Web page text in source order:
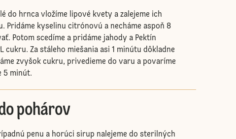
do hrnca vložíme lipové kvety a zalejeme ich
Pridáme kyselinu citrónovú a necháme aspoň 8
Potom scedíme a pridáme jahody a Pektín
cukru. Za stáleho miešania asi 1 minútu dôkladne
zvyšok cukru, privedieme do varu a povaríme
5 minút.
pohárov
penu a horúci sirup nalejeme do sterilných